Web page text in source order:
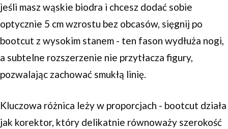
jeśli masz wąskie biodra i chcesz dodać sobie
optycznie 5 cm wzrostu bez obcasów, sięgnij po
bootcut z wysokim stanem - ten fason wydłuża nogi,
a subtelne rozszerzenie nie przytłacza figury,
pozwalając zachować smukłą linię.
Kluczowa różnica leży w proporcjach - bootcut działa
jak korektor, który delikatnie równoważy szerokość